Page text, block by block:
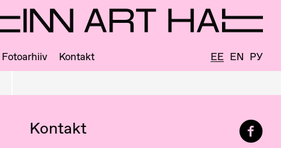
Fotoarhiiv Kontakt EE EN РУ
Kontakt